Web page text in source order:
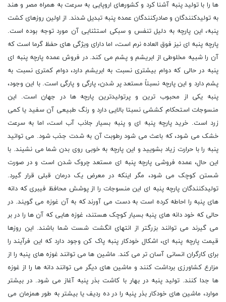
ها را با تولید پنبه آشنا کرد و کشورهای اروپایی به سرعت به همراه مصر و هند
به تولیدکنندگان و صادرکنندگان عمده پنبه تبدیل شدند. از اولین روزهای کشت
پنبه، این پارچه به دلیل تنفس و سبکی استثنایی آن مورد توجه بوده است.
پارچه پنبه ای نیز فوق العاده نرم است، اما دارای ویژگی های حفظ گرما است که
آن را شبیه مخلوطی از ابریشم و پشم می کند. در فروش عمده پارچه پنبه ای
پنبه در حالی که دوام بیشتری نسبت به ابریشم دارد، دوام کمتری نسبت به
پشم دارد و این پارچه نسبتاً مستعد پر شدن، پارگی و پارگی است. با این وجود،
پنبه یکی از محبوب ترین و پرتولیدترین پارچه ها در جهان است. این
منسوجات استحکام کششی نسبتا بالایی دارد و رنگ طبیعی آن سفید یا کمی
زرد است. خرید پارچه پنبه ای و پنبه بسیار جاذب آب است، اما به سرعت
خشک می شود، که باعث می شود رطوبت آن به شدت جذب شود. می توانید
پنبه را با حرارت زیاد بشویید و این پارچه به خوبی روی بدن شما می نشیند. با
این حال، عمده فروشی پارچه پنبه ای مستعد چروک شدن است و در صورت
شستن کوچک می شود، مگر اینکه در معرض یک درمان قبلی قرار گیرد.
تولیدکنندگان پارچه پنبه ای این منسوجات را از پوشش محافظ فیبری که دانه
های پنبه را احاطه کرده است به دست می آورند که به آن غوزه می گویند. در
حالی که خود دانه های پنبه بسیار کوچک هستند، غوزه هایی که آن ها را در بر
می گیرند می توانند بزرگتر از انتهای انگشت شست شما باشند. این روزها
قیمت پارچه پنبه ای، اشکال خودکار پنبه پاک کن وجود دارد که این فرآیند را
برای کارگران انسانی آسان تر می کند. ماشین ها می توانند غوزه های پنبه را از
مزارع کشاورزی برداشت کنند و ماشین های دیگر می توانند دانه ها را از غوزه
ها جدا کنند. تولید پنبه در بهار با کاشت بذر پنبه آغاز می شود. در بیشتر
موارد، ماشین های خودکار بذر پنبه را در ده ردیف یا بیشتر به طور همزمان می